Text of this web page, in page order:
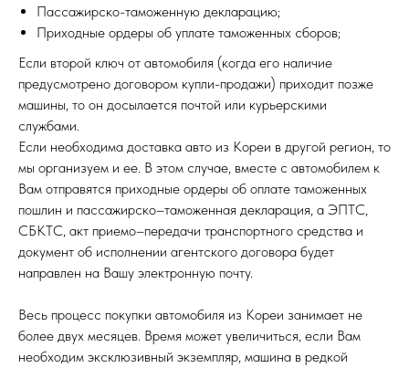
Пассажирско-таможенную декларацию;
Приходные ордеры об уплате таможенных сборов;
Если второй ключ от автомобиля (когда его наличие
предусмотрено договором купли-продажи) приходит позже
машины, то он досылается почтой или курьерскими
службами.
Если необходима доставка авто из Кореи в другой регион, то
мы организуем и ее. В этом случае, вместе с автомобилем к
Вам отправятся приходные ордеры об оплате таможенных
пошлин и пассажирско–таможенная декларация, а ЭПТС,
СБКТС, акт приемо–передачи транспортного средства и
документ об исполнении агентского договора будет
направлен на Вашу электронную почту.
Весь процесс покупки автомобиля из Кореи занимает не
более двух месяцев. Время может увеличиться, если Вам
необходим эксклюзивный экземпляр, машина в редкой